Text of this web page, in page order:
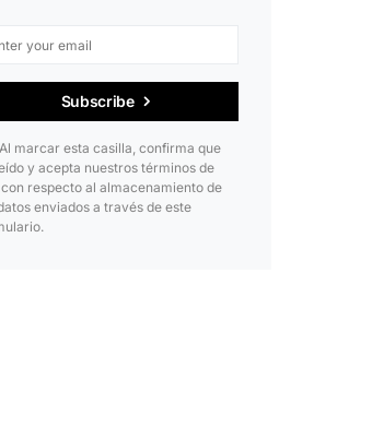
Subscribe
Al marcar esta casilla, confirma que
y acepta nuestros términos de
con respecto al almacenamiento de
enviados a través de este